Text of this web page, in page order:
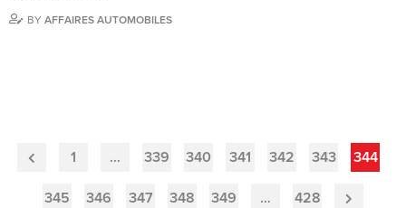
BY AFFAIRES AUTOMOBILES
Previous1 … 339 340 341 342 343 344
345 346 347 348 349 … 428